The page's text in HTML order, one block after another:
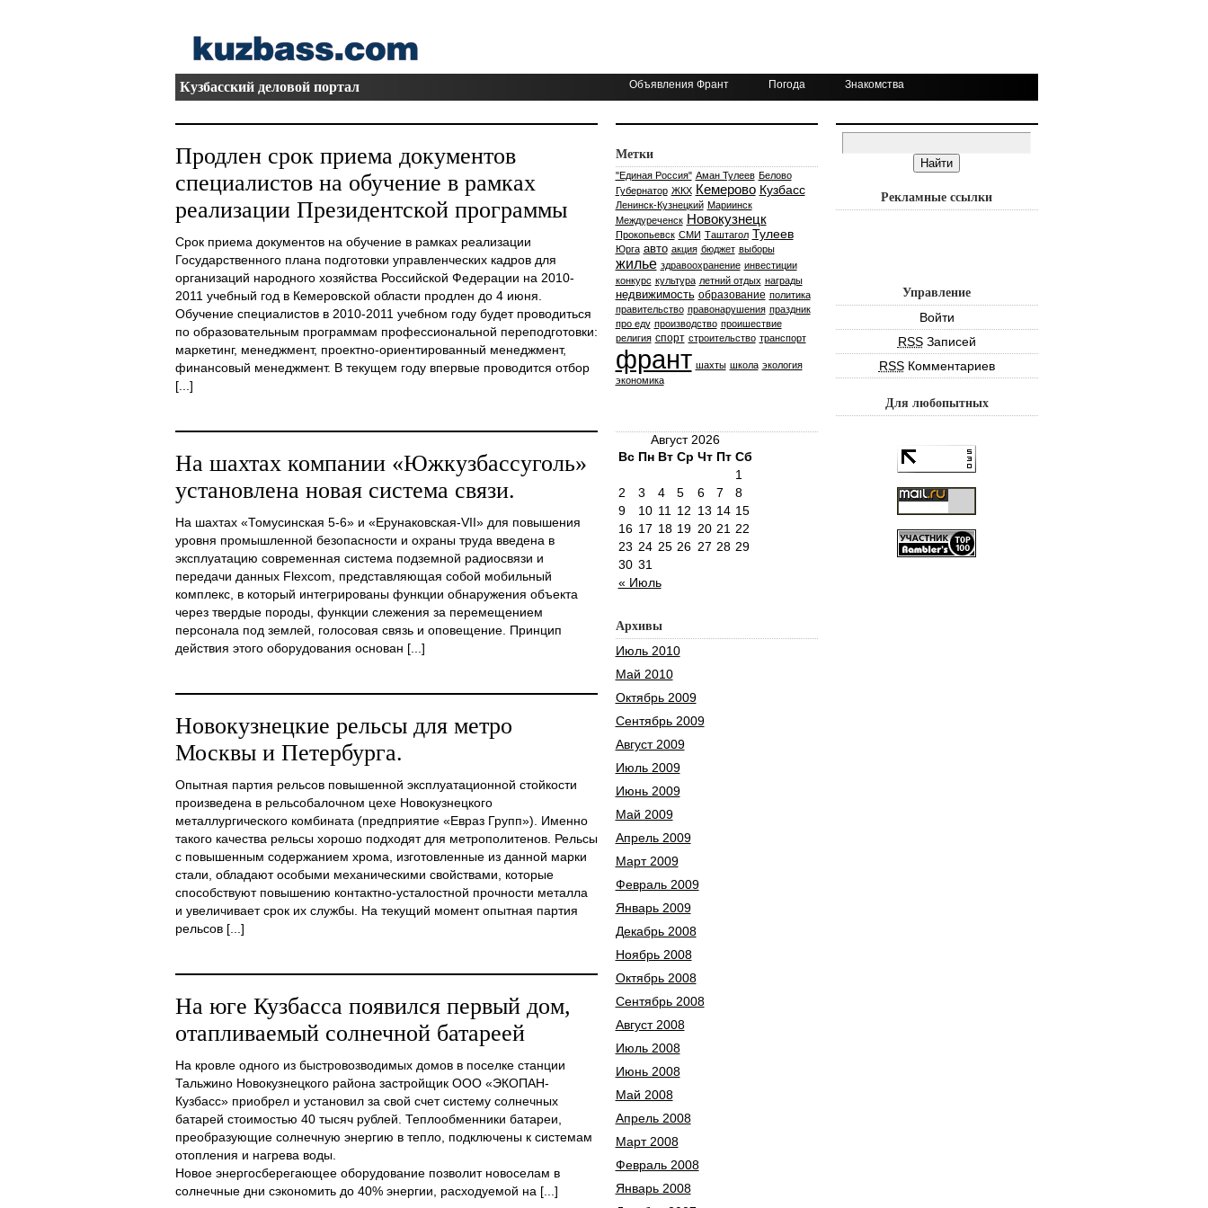
Кузбасский деловой портал Объявления Франт Погода Знакомства
Продлен срок приема документов
специалистов на обучение в рамках
реализации Президентской программы
Срок приема документов на обучение в рамках реализации
Государственного плана подготовки управленческих кадров для
организаций народного хозяйства Российской Федерации на 2010-
2011 учебный год в Кемеровской области продлен до 4 июня.
Обучение специалистов в 2010-2011 учебном году будет проводиться
по образовательным программам профессиональной переподготовки:
маркетинг, менеджмент, проектно-ориентированный менеджмент,
финансовый менеджмент. В текущем году впервые проводится отбор
[...]
На шахтах компании «Южкузбассуголь»
установлена новая система связи.
На шахтах «Томусинская 5-6» и «Ерунаковская-VII» для повышения
уровня промышленной безопасности и охраны труда введена в
эксплуатацию современная система подземной радиосвязи и
передачи данных Flexcom, представляющая собой мобильный
комплекс, в который интегрированы функции обнаружения объекта
через твердые породы, функции слежения за перемещением
персонала под землей, голосовая связь и оповещение. Принцип
действия этого оборудования основан [...]
Новокузнецкие рельсы для метро
Москвы и Петербурга.
Опытная партия рельсов повышенной эксплуатационной стойкости
произведена в рельсобалочном цехе Новокузнецкого
металлургического комбината (предприятие «Евраз Групп»). Именно
такого качества рельсы хорошо подходят для метрополитенов. Рельсы
с повышенным содержанием хрома, изготовленные из данной марки
стали, обладают особыми механическими свойствами, которые
способствуют повышению контактно-усталостной прочности металла
и увеличивает срок их службы. На текущий момент опытная партия
рельсов [...]
На юге Кузбасса появился первый дом,
отапливаемый солнечной батареей
На кровле одного из быстровозводимых домов в поселке станции
Тальжино Новокузнецкого района застройщик ООО «ЭКОПАН-
Кузбасс» приобрел и установил за свой счет систему солнечных
батарей стоимостью 40 тысяч рублей. Теплообменники батареи,
преобразующие солнечную энергию в тепло, подключены к системам
отопления и нагрева воды.
Новое энергосберегающее оборудование позволит новоселам в
солнечные дни сэкономить до 40% энергии, расходуемой на [...]
Метки
"Единая Россия" Аман Тулеев Белово
Губернатор ЖКХ Кемерово Кузбасс
Ленинск-Кузнецкий Мариинск
Междуреченск Новокузнецк
Прокопьевск СМИ Таштагол Тулеев
Юрга авто акция бюджет выборы
жилье здравоохранение инвестиции
конкурс культура летний отдых награды
недвижимость образование политика
правительство правонарушения праздник
про еду производство проишествие
религия спорт строительство транспорт
франт шахты школа экология
экономика
Август 2026
Вс Пн Вт Ср Чт Пт Сб
« Июль
1
2
3 4 5 6 7
8
9
10 11 12 13 14 15
16 17 18 19 20 21 22
23 24 25 26 27 28 29
30 31
Архивы
Июль 2010
Май 2010
Октябрь 2009
Сентябрь 2009
Август 2009
Июль 2009
Июнь 2009
Май 2009
Апрель 2009
Март 2009
Февраль 2009
Январь 2009
Декабрь 2008
Ноябрь 2008
Октябрь 2008
Сентябрь 2008
Август 2008
Июль 2008
Июнь 2008
Май 2008
Апрель 2008
Март 2008
Февраль 2008
Январь 2008
Рекламные ссылки
Управление
Войти
RSSЗаписей
RSSКомментариев
Для любопытных